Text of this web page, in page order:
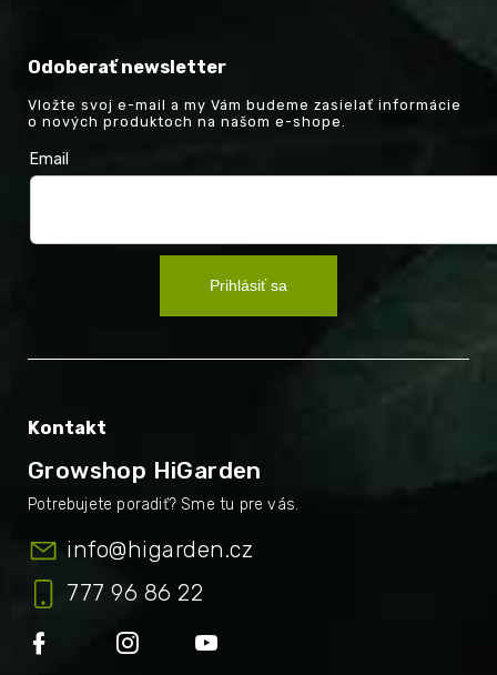
Odoberať newsletter
Vložte svoj e-mail a my Vám budeme zasielať informácie
o nových produktoch na našom e-shope.
Email
Prihlásiť sa
Kontakt
Growshop HiGarden
info@higarden.cz
777 96 86 22